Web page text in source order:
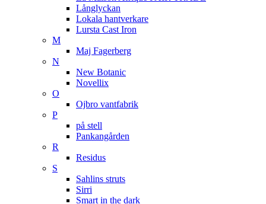
Långlyckan
Lokala hantverkare
Lursta Cast Iron
M
Maj Fagerberg
N
New Botanic
Novellix
O
Ojbro vantfabrik
P
på stell
Pankangården
R
Residus
S
Sahlins struts
Sirri
Smart in the dark